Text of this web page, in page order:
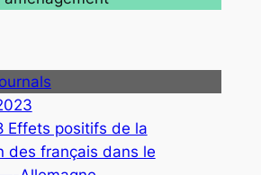
Effets positifs de la
des français dans le